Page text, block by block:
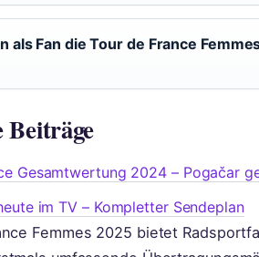
als Fan die Tour de France
Beiträge
Gesamtwertung 2024 – Pogačar
im TV – Kompletter Sendeplan
Femmes 2025 bietet